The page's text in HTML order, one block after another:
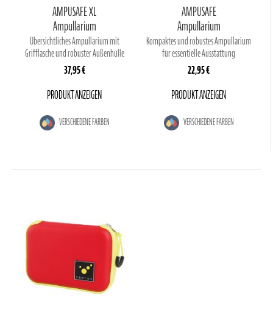
AMPUSAFE XL
Ampullarium
Übersichtliches Ampullarium mit
Grifflasche und robuster Außenhülle
37,95 €
PRODUKT ANZEIGEN
VERSCHIEDENE FARBEN
AMPUSAFE
Ampullarium
Kompaktes und robustes Ampullarium
für essentielle Ausstattung
22,95 €
PRODUKT ANZEIGEN
VERSCHIEDENE FARBEN